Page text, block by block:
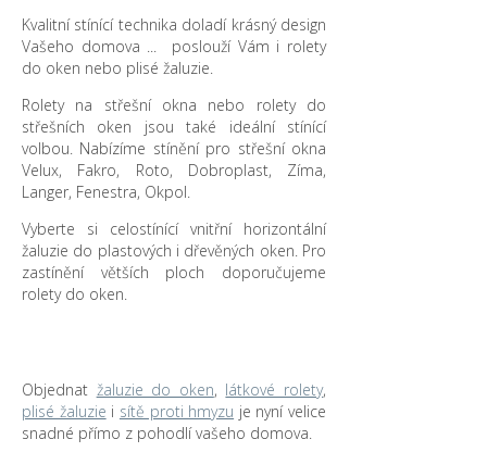
Kvalitní stínící technika doladí krásný design
Vašeho domova ... poslouží Vám i rolety
do oken nebo plisé žaluzie.
Rolety na střešní okna nebo rolety do
střešních oken jsou také ideální stínící
volbou. Nabízíme stínění pro střešní okna
Velux, Fakro, Roto, Dobroplast, Zíma,
Langer, Fenestra, Okpol.
Vyberte si celostínící vnitřní horizontální
žaluzie do plastových i dřevěných oken. Pro
zastínění větších ploch doporučujeme
rolety do oken.
Objednat žaluzie do oken, látkové rolety,
plisé žaluzie i sítě proti hmyzu je nyní velice
snadné přímo z pohodlí vašeho domova.